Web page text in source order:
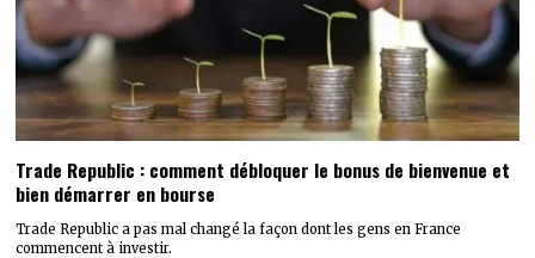
Trade Republic : comment débloquer le bonus de bienvenue et
bien démarrer en bourse
Trade Republic a pas mal changé la façon dont les gens en France
commencent à investir.